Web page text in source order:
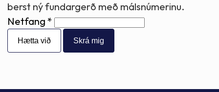
berst ný fundargerð með málsnúmerinu.
Netfang
Hætta við